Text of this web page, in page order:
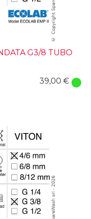
G3/8 TUBO
39,00 €